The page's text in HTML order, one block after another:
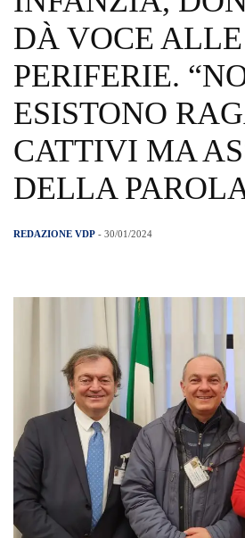
DÀ VOCE ALLE
PERIFERIE.
ESISTONO
CATTIVI MA
DELLA
REDAZIONE VDP - 30/01/2024